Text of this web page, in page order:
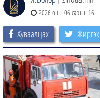
2026 оны 06 сарын 16
Хуваалцах Жиргэх